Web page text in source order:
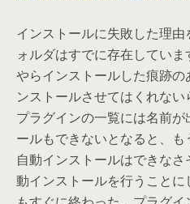
インストールに失敗した理
ォルダはすでに存在してい
やらインストールした痕跡
ンストールさせてはくれない
プラグインの一覧には名前
ールもできないとなると、
自動インストールはできな
動インストールを行うこと